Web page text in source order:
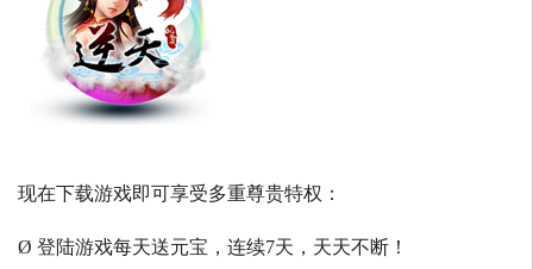
现在下载游戏即可享受多重尊贵特权：
Ø 登陆游戏每天送元宝，连续7天，天天不断！